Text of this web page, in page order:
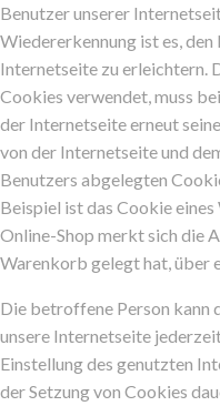
Benutzer unserer
Wiedererkennung ist es,
Internetseite zu erleichtern.
Cookies verwendet, muss
der Internetseite erneut
von der Internetseite und
Benutzers abgelegten
Beispiel ist das Cookie
Online-Shop merkt sich die
Warenkorb gelegt hat, über
Die betroffene Person kann
unsere Internetseite
Einstellung des genutzten
der Setzung von Cookies